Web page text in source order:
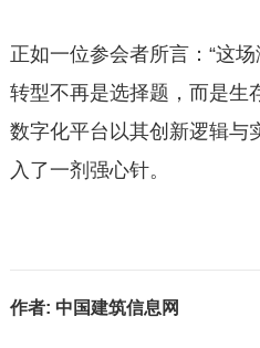
正如一位参会者所言：“这
转型不再是选择题，而是生
数字化平台以其创新逻辑与
入了一剂强心针。
作者: 中国建筑信息网